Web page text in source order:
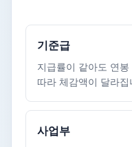
기준급
지급률이 같아도 연봉
따라 체감액이 달라집
사업부